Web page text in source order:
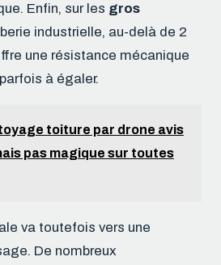
Enfin, sur les gros
industrielle, au-delà de 2
une résistance mécanique
à égaler.
toiture par drone avis
pas magique sur toutes
va toutefois vers une
De nombreux